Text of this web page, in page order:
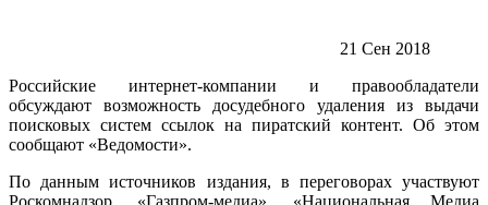
21 Сен 2018
Российские интернет-компании и правообладатели
обсуждают возможность досудебного удаления из выдачи
поисковых систем ссылок на пиратский контент. Об этом
сообщают «Ведомости».
По данным источников издания, в переговорах участвуют
Роскомнадзор, «Газпром-медиа», «Национальная Медиа